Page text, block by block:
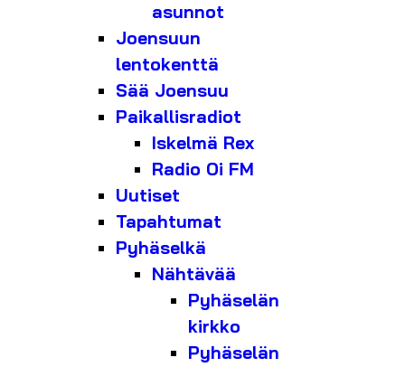
asunnot
Joensuun
lentokenttä
Sää Joensuu
Paikallisradiot
Iskelmä Rex
Radio Oi FM
Uutiset
Tapahtumat
Pyhäselkä
Nähtävää
Pyhäselän
kirkko
Pyhäselän